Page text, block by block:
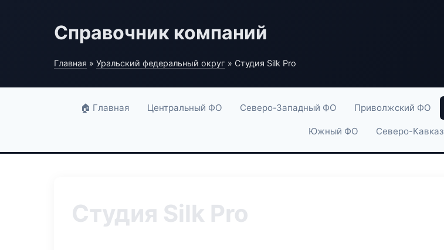
Справочник компаний
Главная » Уральский федеральный округ » Студия Silk Pro
🏠 Главная Центральный ФО Северо-Западный ФО Приволжский ФО
Южный ФО Северо-
Студия Silk Pro